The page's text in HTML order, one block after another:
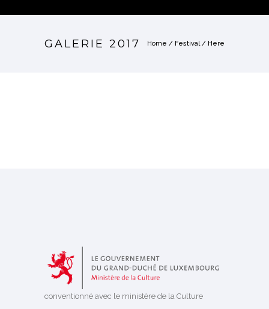
GALERIE 2017 Home / Festival/ Here
conventionné avec le ministère de la Culture